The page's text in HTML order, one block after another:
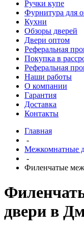
Ручки купе
Фурнитура для
Кухни
Обзоры дверей
Двери оптом
Реферальная
Покупка в
Реферальная
Наши работы
О компании
Гарантия
Доставка
Контакты
Главная
-
Межкомнатные
-
Филенчатые
двери в